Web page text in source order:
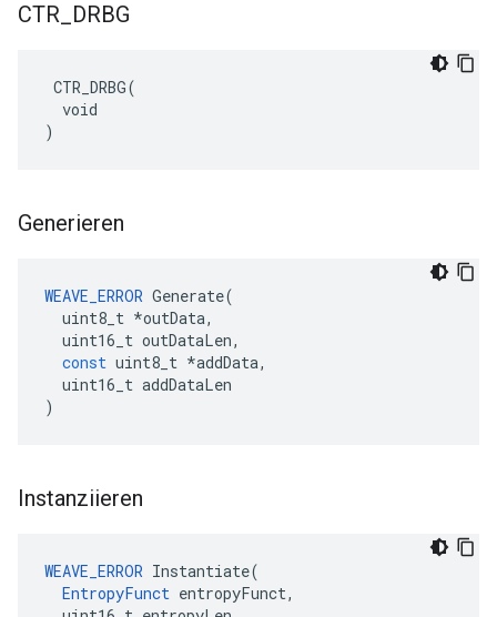
CTR DRBG
CTR_DRBG(
  void
)
Generieren
WEAVE_ERROR Generate(
uint8_t *outData,
uint16_t outDataLen,
const uint8_t *addData,
uint16_t addDataLen
)
Instanziieren
WEAVE_ERROR Instantiate(
EntropyFunct entropyFunct,